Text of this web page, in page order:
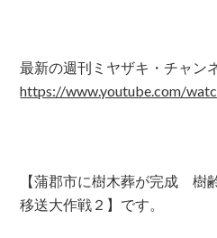
最新の週刊ミヤザキ・チャ
https://www.youtube.com/
【蒲郡市に樹木葬が完成 樹
移送大作戦２】です。